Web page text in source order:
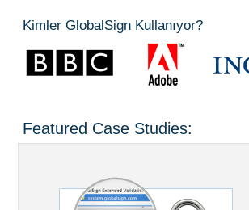
Kimler GlobalSign Kullanıyor?
Featured Case Studies: